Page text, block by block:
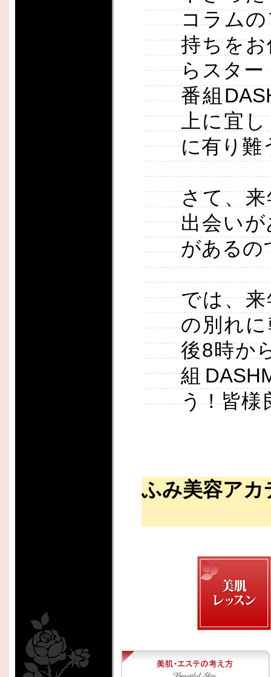
コラム
持ちを
らスター
番組
上に宜
に有り難
さて、
出会い
があるの
では、
の別れ
後8時か
組
う！皆様
ふみ美容アカ